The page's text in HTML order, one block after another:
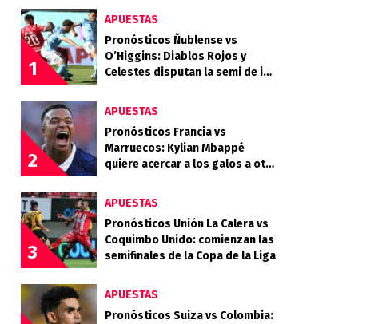
1
APUESTAS
Pronósticos Ñublense vs
O’Higgins: Diablos Rojos y
Celestes disputan la semi de ida
2
APUESTAS
Pronósticos Francia vs
Marruecos: Kylian Mbappé
quiere acercar a los galos a otra
3
APUESTAS
Pronósticos Unión La Calera vs
Coquimbo Unido: comienzan las
semifinales de la Copa de la Liga
APUESTAS
Pronósticos Suiza vs Colombia: